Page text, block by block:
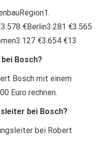
€Berlin3.281 €3.565
€3.654 €13
Bosch?
Bosch mit einem
Euro rechnen.
bei Bosch?
bei Robert